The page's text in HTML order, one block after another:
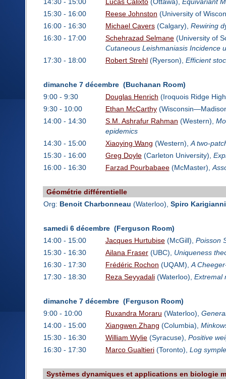
14:30 - 15:00 Lucas Calixto(Ottawa), Equivariant
15:30 - 16:00
Reese Johnston (University of
16:00 - 16:30
Michael Cavers(Calgary), Rewiring
16:30 - 17:00
Schehrazad Selmane(University of
Cutaneous Leishmaniasis Incidence
17:30 - 18:00
Robert Strehl(Ryerson), Efficient
dimanche 7 décembre (Buchanan Room)
9:00 - 9:30
Douglas Henrich (Iroquois Ridge
9:30 - 10:00
Ethan McCarthy
14:00 - 14:30
S.M. Ashrafur Rahman (Western),
epidemics
14:30 - 15:00
Xiaoying Wang (Western),A two-
15:30 - 16:00
Greg Doyle(Carleton University),
16:00 - 16:30
Farzad Pourbabaee(McMaster),
Géométrie différentielle
Org: Benoit Charbonneau (Waterloo), Spiro
samedi 6 décembre (Ferguson Room)
14:00 - 15:00
Jacques Hurtubise(McGill), Poisson
15:30 - 16:30
Ailana Fraser(UBC), Uniqueness
16:30 - 17:30
Frédéric Rochon (UQAM),A
17:30 - 18:30
Reza Seyyadali(Waterloo), Extremal
dimanche 7 décembre (Ferguson Room)
9:00 - 10:00
Ruxandra Moraru (Waterloo),
14:00 - 15:00
Xiangwen Zhang (Columbia),
15:30 - 16:30
William Wylie(Syracuse), Positive
16:30 - 17:30
Marco Gualtieri(Toronto), Log
Systèmes dynamiques et applications en biologie